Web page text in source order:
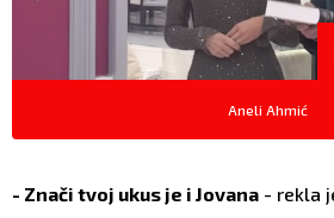
Aneli Ahmić
- Znači tvoj ukus je i Jovana - rekla